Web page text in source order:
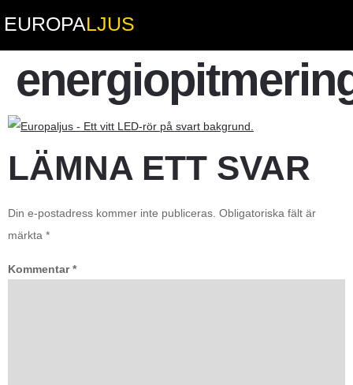
EUROPALJUS
LÄMNA ETT SVAR
Din e-postadress kommer inte publiceras. Obligatoriska fält är
märkta *
Kommentar*